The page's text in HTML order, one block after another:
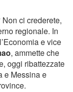
ci crederete,
regionale. In
e vice
, ammette che
oggi ribattezzate
e Messina e